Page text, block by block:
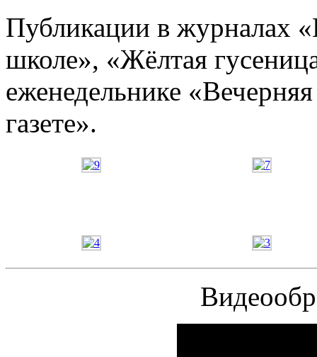
Публикации в журналах
школе», «Жёлтая
еженедельнике
газете».